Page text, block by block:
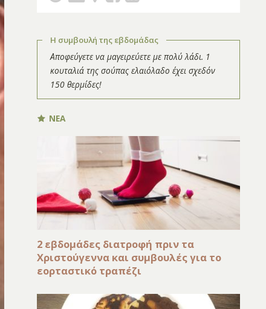
Η συμβουλή της εβδομάδας
Αποφεύγετε να μαγειρεύετε με πολύ λάδι. 1
κουταλιά της σούπας ελαιόλαδο έχει σχεδόν
150 θερμίδες!
ΝΕΑ
2 εβδομάδες διατροφή πριν τα
Χριστούγεννα και συμβουλές για το
εορταστικό τραπέζι